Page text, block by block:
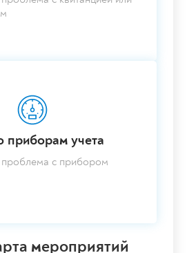
учета
проблема с прибором
мероприятий